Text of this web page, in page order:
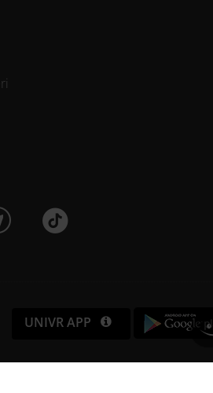
UNIVR APP